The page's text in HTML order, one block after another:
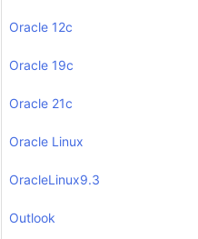
Oracle 12c
Oracle 19c
Oracle 21c
Oracle Linux
OracleLinux9.3
Outlook